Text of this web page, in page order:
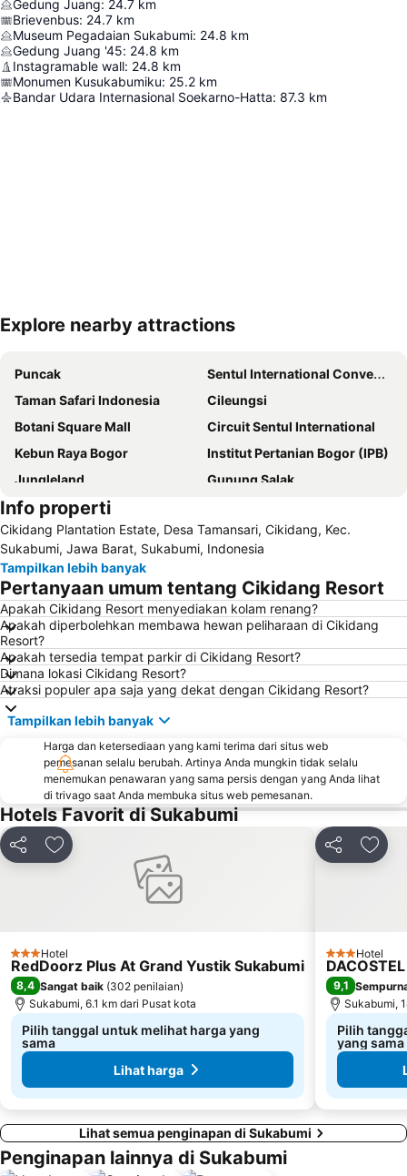
Gedung Juang: 24.7 km
Brievenbus: 24.7 km
Museum Pegadaian Sukabumi: 24.8 km
Gedung Juang '45: 24.8 km
Instagramable wall: 24.8 km
Monumen Kusukabumiku: 25.2 km
Bandar Udara Internasional Soekarno-Hatta: 87.3 km
Explore nearby attractions
Puncak
Sentul International Convention Center
Taman Safari Indonesia
Cileungsi
Botani Square Mall
Circuit Sentul International
Kebun Raya Bogor
Institut Pertanian Bogor (IPB)
Jungleland
Gunung Salak
Curug Luhur
Ciloto
Curug Cigamea
Bogor Trade Mall
Taman Rekreasi Danau Lido
Botani Square
Istana Bogor
Info properti
Cikidang Plantation Estate, Desa Tamansari, Cikidang, Kec.
Sukabumi, Jawa Barat, Sukabumi, Indonesia
Tampilkan lebih banyak
Pertanyaan umum tentang Cikidang Resort
Apakah Cikidang Resort menyediakan kolam renang?
Apakah diperbolehkan membawa hewan peliharaan di Cikidang
Resort?
Apakah tersedia tempat parkir di Cikidang Resort?
Dimana lokasi Cikidang Resort?
Atraksi populer apa saja yang dekat dengan Cikidang Resort?
Tampilkan lebih banyak
Harga dan ketersediaan yang kami terima dari situs web
pemesanan selalu berubah. Artinya Anda mungkin tidak selalu
menemukan penawaran yang sama persis dengan yang Anda lihat
di trivago saat Anda membuka situs web pemesanan.
Hotels Favorit di Sukabumi
BagikanTambahkan ke favorit
3 Bintang
Hotel
RedDoorz Plus At Grand Yustik Sukabumi
8,4 Sangat baik (302 penilaian)
Sukabumi, 6.1 km dari Pusat kota
Pilih tanggal untuk melihat harga yang
sama
Lihat harga
Bagikan
3 Bintang
Hotel
9,1
Sukabumi,
Pilih
yang sama
Lihat semua penginapan di Sukabumi
Penginapan lainnya di Sukabumi